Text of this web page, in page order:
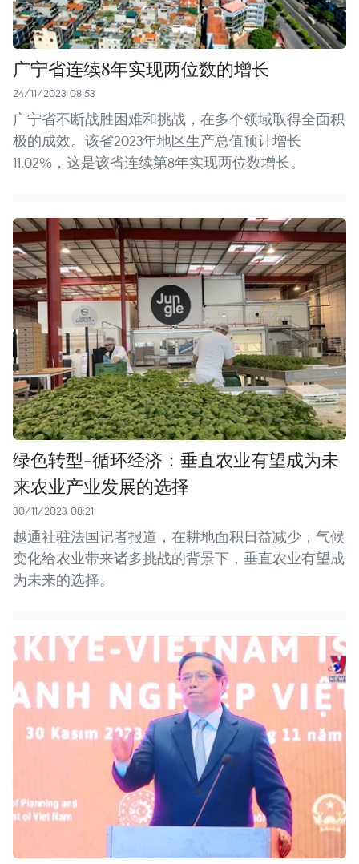
广宁省连续8年实现两位数的增长
24/11/2023 08:53
广宁省不断战胜困难和挑战，在多个领域取得全面积
极的成效。该省2023年地区生产总值预计增长
11.02%，这是该省连续第8年实现两位数增长。
绿色转型-循环经济：垂直农业有望成为未
来农业产业发展的选择
30/11/2023 08:21
越通社驻法国记者报道，在耕地面积日益减少，气候
变化给农业带来诸多挑战的背景下，垂直农业有望成
为未来的选择。